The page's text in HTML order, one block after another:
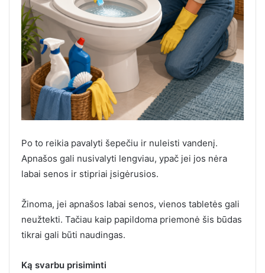
Po to reikia pavalyti šepečiu ir nuleisti vandenį.
Apnašos gali nusivalyti lengviau, ypač jei jos nėra
labai senos ir stipriai įsigėrusios.
Žinoma, jei apnašos labai senos, vienos tabletės gali
neužtekti. Tačiau kaip papildoma priemonė šis būdas
tikrai gali būti naudingas.
Ką svarbu prisiminti